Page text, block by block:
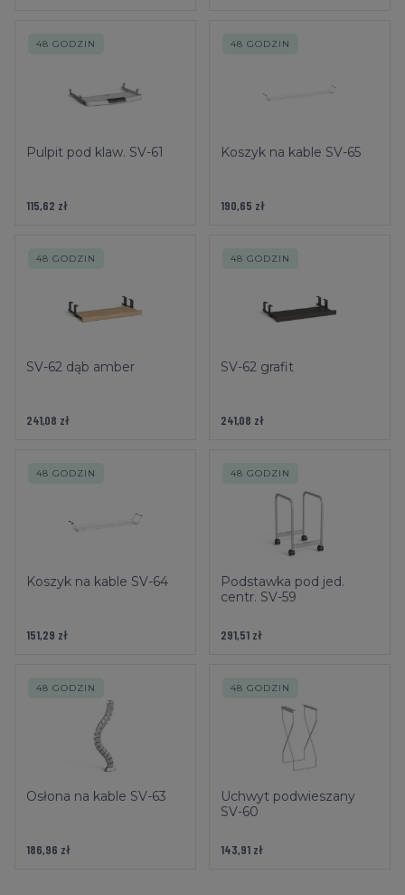
Pulpit pod klaw. SV-61
115,62 zł
48 GODZIN
Koszyk na kable SV-65
190,65 zł
48 GODZIN
SV-62 dąb amber
241,08 zł
48 GODZIN
SV-62 grafit
241,08 zł
48 GODZIN
Koszyk na kable SV-64
151,29 zł
48 GODZIN
Podstawka pod jed.
centr. SV-59
291,51 zł
48 GODZIN
Osłona na kable SV-63
186,96 zł
48 GODZIN
Uchwyt podwieszany
SV-60
143,91 zł
48 GODZIN